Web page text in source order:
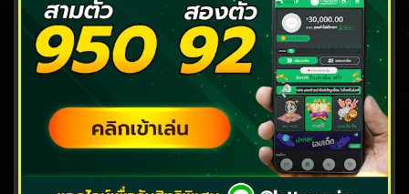
คลิก แทงหวย บาทละ 90/900
( มีทุกหวย ตลอด 24 ชั่วโมง )